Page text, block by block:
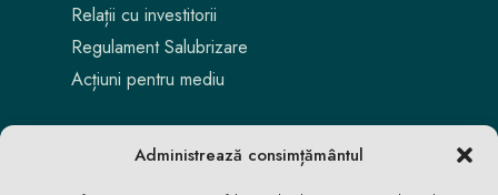
Administrează consimțământul
Relații cu investitorii
Regulament Salubrizare
Acțiuni pentru mediu